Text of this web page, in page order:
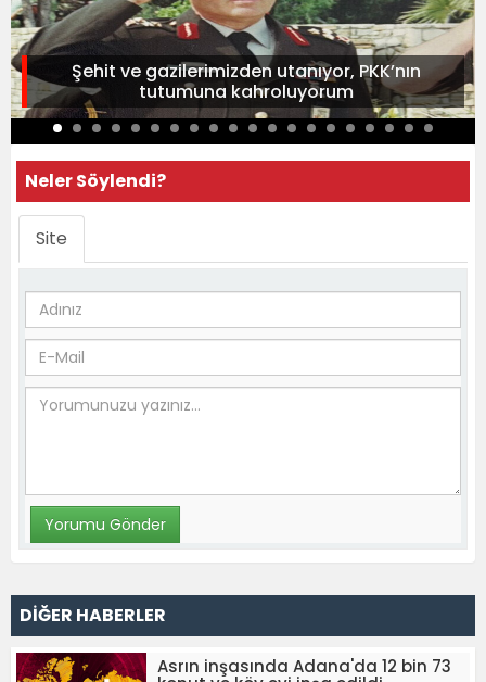
Şehit ve gazilerimizden utanıyor, PKK’nın
tutumuna kahroluyorum
Neler Söylendi?
Site
DİĞER HABERLER
Asrın inşasında Adana'da 12 bin 73